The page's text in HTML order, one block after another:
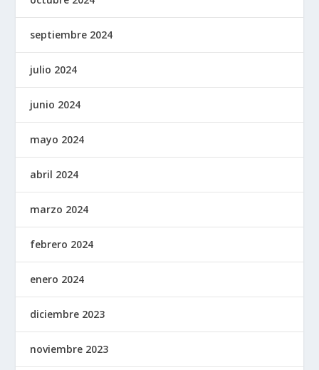
septiembre 2024
julio 2024
junio 2024
mayo 2024
abril 2024
marzo 2024
febrero 2024
enero 2024
diciembre 2023
noviembre 2023